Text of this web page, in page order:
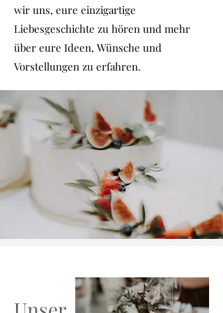
wir uns, eure einzigartige
Liebesgeschichte zu hören und mehr
über eure Ideen, Wünsche und
Vorstellungen zu erfahren.